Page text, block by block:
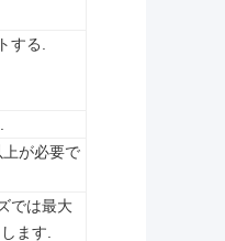
する.
が必要で
では最大
ます.